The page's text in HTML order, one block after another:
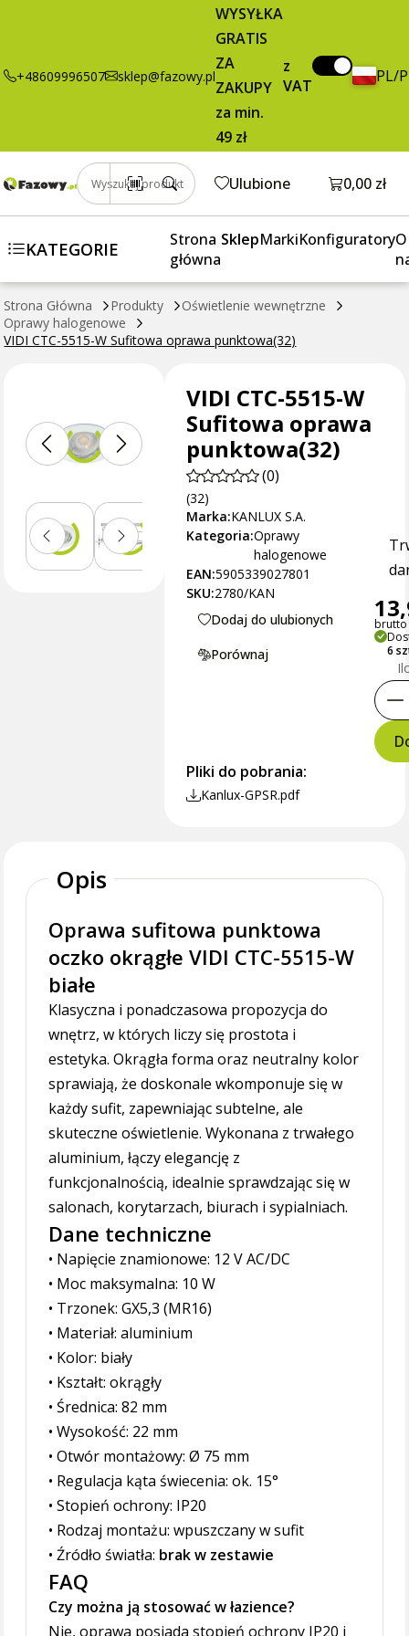
+48609996507 sklep@fazowy.pl
WYSYŁKA
GRATIS
ZA
ZAKUPY
za min.
49 zł
z
VAT
PL/
Wyszukaj produkt Ulubione Otwórz
0,00 zł
KATEGORIE
Strona
główna
SklepMarkiKonfiguratoryO
Strona Główna Produkty
Oświetlenie wewnętrzne
Oprawy halogenowe
VIDI CTC-5515-W Sufitowa oprawa punktowa(32)
brutto / szt. Dodaj do koszyka
VIDI CTC-5515-W
Sufitowa oprawa
punktowa(32)
(0)
(32)
Marka:KANLUX S.A.
Kategoria:Oprawy
halogenowe
EAN:5905339027801
SKU:2780/KAN
Dodaj do ulubionych
Porównaj
brutto
6
Pliki do pobrania:
Kanlux-GPSR.pdf
Opis
Oprawa sufitowa punktowa
oczko okrągłe VIDI CTC-5515-W
białe
Klasyczna i ponadczasowa propozycja do
wnętrz, w których liczy się prostota i
estetyka. Okrągła forma oraz neutralny kolor
sprawiają, że doskonale wkomponuje się w
każdy sufit, zapewniając subtelne, ale
skuteczne oświetlenie. Wykonana z trwałego
aluminium, łączy elegancję z
funkcjonalnością, idealnie sprawdzając się w
salonach, korytarzach, biurach i sypialniach.
Dane techniczne
• Napięcie znamionowe: 12 V AC/DC
• Moc maksymalna: 10 W
• Trzonek: GX5,3 (MR16)
• Materiał: aluminium
• Kolor: biały
• Kształt: okrągły
• Średnica: 82 mm
• Wysokość: 22 mm
• Otwór montażowy: Ø 75 mm
• Regulacja kąta świecenia: ok. 15°
• Stopień ochrony: IP20
• Rodzaj montażu: wpuszczany w sufit
• Źródło światła: brak w zestawie
FAQ
Czy można ją stosować w łazience?
Nie, oprawa posiada stopień ochrony IP20 i